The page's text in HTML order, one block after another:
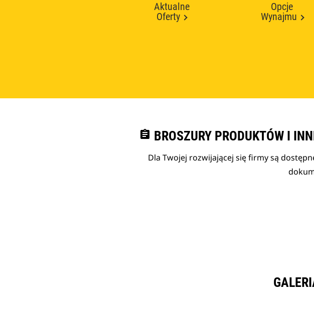
Aktualne
Oferty
Opcje
Wynajmu
assignment BROSZURY PRODUKTÓW I
Dla Twojej rozwijającej się firmy są